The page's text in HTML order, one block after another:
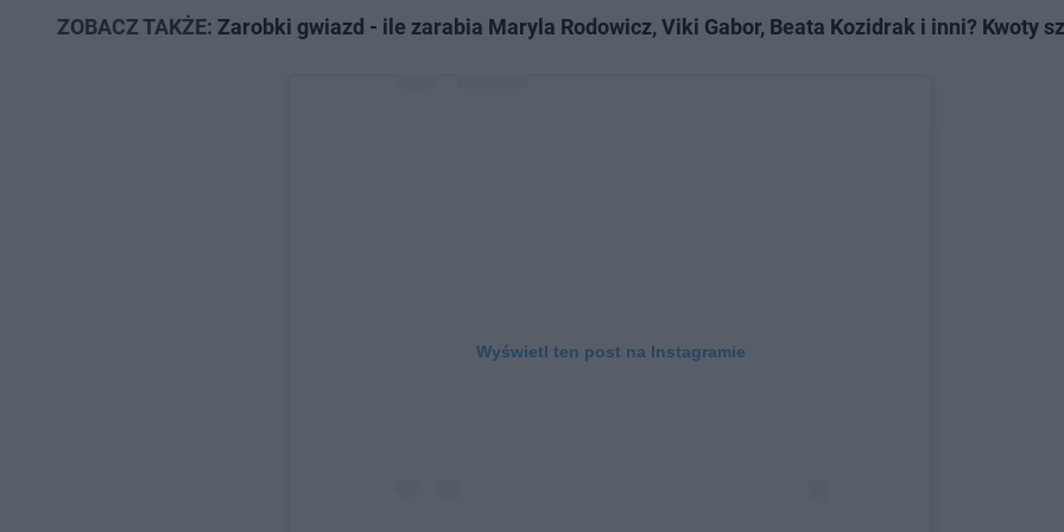
ZOBACZ TAKŻE: Zarobki gwiazd - ile zarabia Maryla Rodowicz, Viki Gabor, Beata Kozidrak i inni? Kwoty
Wyświetl ten post na Instagramie